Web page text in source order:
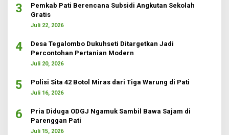
3
Pemkab Pati Berencana Subsidi Angkutan Sekolah
Gratis
Juli 22, 2026
4
Desa Tegalombo Dukuhseti Ditargetkan Jadi
Percontohan Pertanian Modern
Juli 20, 2026
5 Polisi Sita 42 Botol Miras dari Tiga Warung di Pati
Juli 16, 2026
6
Pria Diduga ODGJ Ngamuk Sambil Bawa Sajam di
Parenggan Pati
Juli 15, 2026